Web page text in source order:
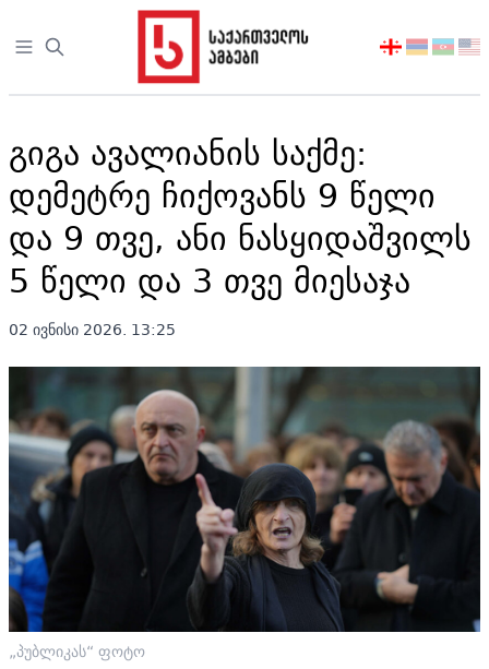
Open sidebar
აირჩიეთ
გიგა ავალიანის საქმე:
დემეტრე ჩიქოვანს 9 წელი
და 9 თვე, ანი ნასყიდაშვილს
5 წელი და 3 თვე მიესაჯა
02 ივნისი 2026. 13:25
„პუბლიკას“ ფოტო